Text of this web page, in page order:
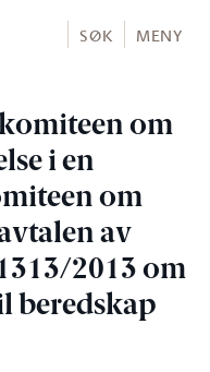
SØK MENY
om
i en
om
av
2013 om
beredskap